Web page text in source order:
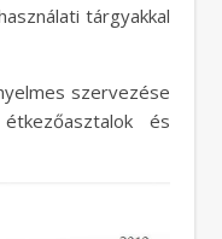
tárgyakkal
szervezése
és